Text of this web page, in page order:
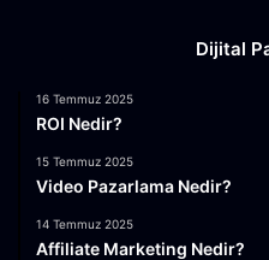
Dijital
16 Temmuz 2025
ROI Nedir?
15 Temmuz 2025
Video Pazarlama Nedir?
14 Temmuz 2025
Affiliate Marketing Nedir?